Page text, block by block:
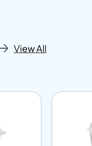
View All